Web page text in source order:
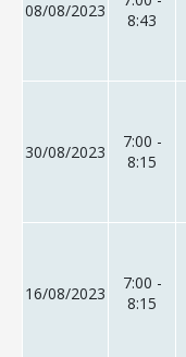
08/08/2023
8:43
30/08/2023
7:00 -
8:15
16/08/2023
7:00 -
8:15